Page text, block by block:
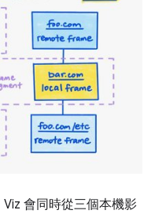
會同時從三個本機影